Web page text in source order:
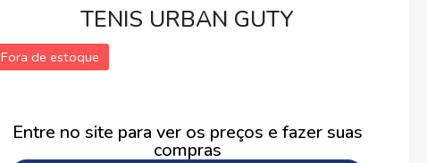
TENIS URBAN GUTY
Fora de estoque
Entre no site para ver os preços e fazer suas
compras